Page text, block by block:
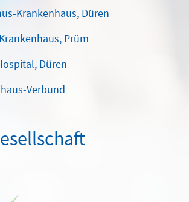
Krankenhaus, Düren
Prüm
Düren
Verbund